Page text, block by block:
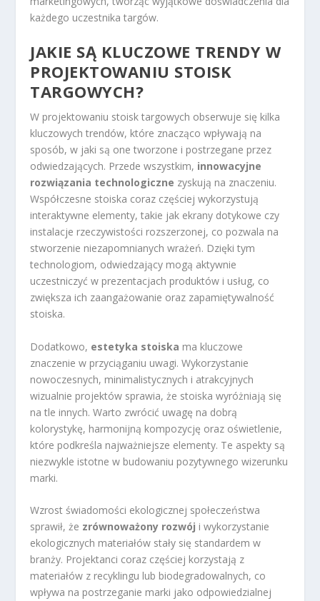
każdego uczestnika targów.
JAKIE SĄ KLUCZOWE TRENDY W
PROJEKTOWANIU STOISK
TARGOWYCH?
W projektowaniu stoisk targowych obserwuje się kilka
kluczowych trendów, które znacząco wpływają na
sposób, w jaki są one tworzone i postrzegane przez
odwiedzających. Przede wszystkim, innowacyjne
rozwiązania technologiczne zyskują na znaczeniu.
Współczesne stoiska coraz częściej wykorzystują
interaktywne elementy, takie jak ekrany dotykowe czy
instalacje rzeczywistości rozszerzonej, co pozwala na
stworzenie niezapomnianych wrażeń. Dzięki tym
technologiom, odwiedzający mogą aktywnie
uczestniczyć w prezentacjach produktów i usług, co
zwiększa ich zaangażowanie oraz zapamiętywalność
stoiska.
Dodatkowo, estetyka stoiska ma kluczowe
znaczenie w przyciąganiu uwagi. Wykorzystanie
nowoczesnych, minimalistycznych i atrakcyjnych
wizualnie projektów sprawia, że stoiska wyróżniają się
na tle innych. Warto zwrócić uwagę na dobrą
kolorystykę, harmonijną kompozycję oraz oświetlenie,
które podkreśla najważniejsze elementy. Te aspekty są
niezwykle istotne w budowaniu pozytywnego wizerunku
marki.
Wzrost świadomości ekologicznej społeczeństwa
sprawił, że zrównoważony rozwój i wykorzystanie
ekologicznych materiałów stały się standardem w
branży. Projektanci coraz częściej korzystają z
materiałów z recyklingu lub biodegradowalnych, co
wpływa na postrzeganie marki jako odpowiedzialnej